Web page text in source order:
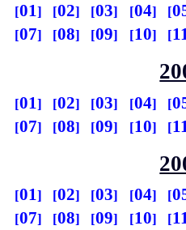
01 02 03 04
07
08 09 10
01 02 03 04
07
08 09 10
01 02 03 04
07
08 09 10